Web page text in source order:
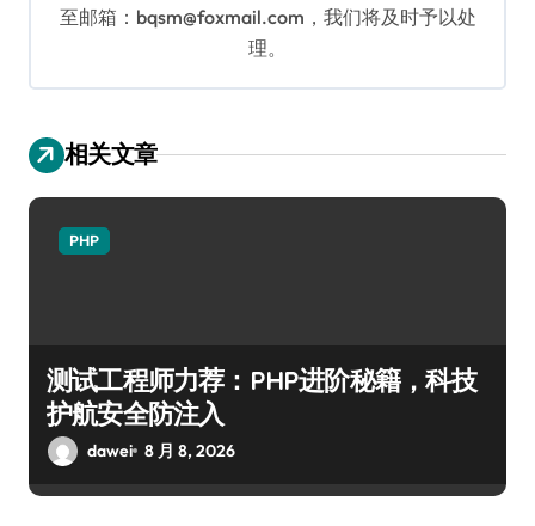
至邮箱：bqsm@foxmail.com，我们将及时予以处
理。
相关文章
PHP
测试工程师力荐：PHP进阶秘籍，科技
护航安全防注入
dawei 8 月 8, 2026